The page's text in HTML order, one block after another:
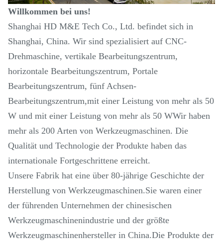
Willkommen bei uns!
Shanghai HD M&E Tech Co., Ltd. befindet sich in
Shanghai, China. Wir sind spezialisiert auf CNC-
Drehmaschine, vertikale Bearbeitungszentrum,
horizontale Bearbeitungszentrum, Portale
Bearbeitungszentrum, fünf Achsen-
Bearbeitungszentrum,mit einer Leistung von mehr als 50
W und mit einer Leistung von mehr als 50 WWir haben
mehr als 200 Arten von Werkzeugmaschinen. Die
Qualität und Technologie der Produkte haben das
internationale Fortgeschrittene erreicht.
Unsere Fabrik hat eine über 80-jährige Geschichte der
Herstellung von Werkzeugmaschinen.Sie waren einer
der führenden Unternehmen der chinesischen
Werkzeugmaschinenindustrie und der größte
Werkzeugmaschinenhersteller in China.Die Produkte der